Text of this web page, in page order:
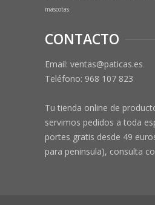
mascotas.
CONTACTO
Email: ventas@paticas.es
Teléfono: 968 107 823
Tu tienda online de
servimos pedidos a toda
portes gratis desde 49
para peninsula), consulta